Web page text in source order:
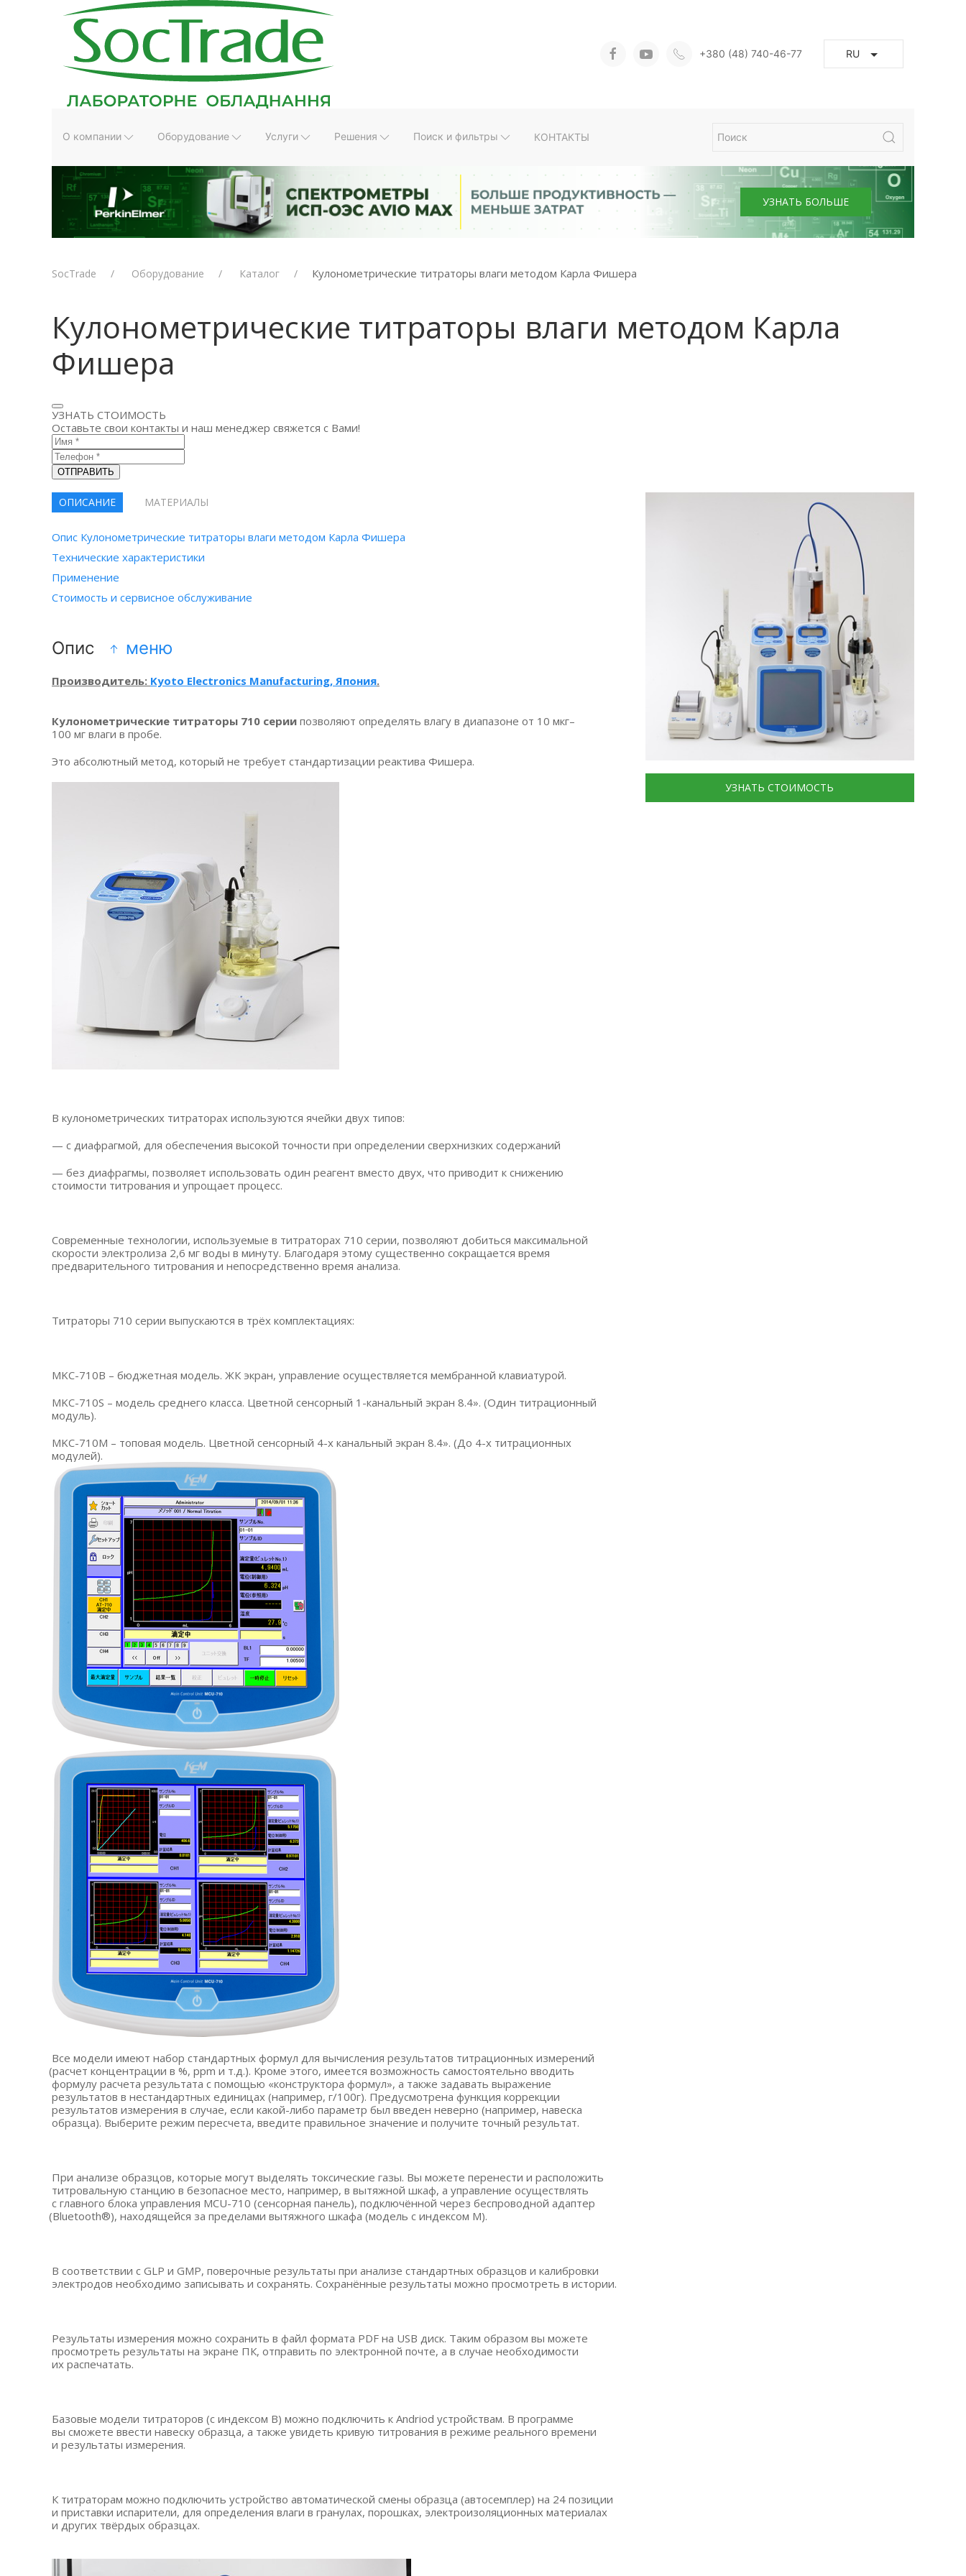
+380 (48) 740-46-77 RU
О компании Оборудование Услуги Решения Поиск и фильтры КОНТАКТЫ
УЗНАТЬ БОЛЬШЕ
SocTrade Оборудование Каталог Кулонометрические титраторы влаги методом Карла Фишера
Кулонометрические титраторы влаги методом Карла
Фишера
УЗНАТЬ СТОИМОСТЬ
Оставьте свои контакты и наш менеджер свяжется с Вами!
ОТПРАВИТЬ
ОПИСАНИЕ МАТЕРИАЛЫ
Опис Кулонометрические титраторы влаги методом Карла Фишера
Технические характеристики
Применение
Стоимость и сервисное обслуживание
Опис меню
Производитель: Kyoto Electronics Manufacturing, Япония.
Кулонометрические титраторы 710 серии позволяют определять влагу в диапазоне от 10 мкг–
100 мг влаги в пробе.
Это абсолютный метод, который не требует стандартизации реактива Фишера.
В кулонометрических титраторах используются ячейки двух типов:
— с диафрагмой, для обеспечения высокой точности при определении сверхнизких содержаний
— без диафрагмы, позволяет использовать один реагент вместо двух, что приводит к снижению
стоимости титрования и упрощает процесс.
Современные технологии, используемые в титраторах 710 серии, позволяют добиться максимальной
скорости электролиза 2,6 мг воды в минуту. Благодаря этому существенно сокращается время
предварительного титрования и непосредственно время анализа.
Титраторы 710 серии выпускаются в трёх комплектациях:
MKC-710B – бюджетная модель. ЖК экран, управление осуществляется мембранной клавиатурой.
MKC-710S – модель среднего класса. Цветной сенсорный 1-канальный экран 8.4». (Один титрационный
модуль).
MKC-710M – топовая модель. Цветной сенсорный 4-х канальный экран 8.4». (До 4-х титрационных
модулей).
Все модели имеют набор стандартных формул для вычисления результатов титрационных измерений
(расчет концентрации в %, ppm и т.д.). Кроме этого, имеется возможность самостоятельно вводить
формулу расчета результата с помощью «конструктора формул», а также задавать выражение
результатов в нестандартных единицах (например, г/100г). Предусмотрена функция коррекции
результатов измерения в случае, если какой-либо параметр был введен неверно (например, навеска
образца). Выберите режим пересчета, введите правильное значение и получите точный результат.
При анализе образцов, которые могут выделять токсические газы. Вы можете перенести и расположить
титровальную станцию в безопасное место, например, в вытяжной шкаф, а управление осуществлять
с главного блока управления MCU-710 (сенсорная панель), подключённой через беспроводной адаптер
(Bluetooth®), находящейся за пределами вытяжного шкафа (модель с индексом М).
В соответствии с GLP и GMP, поверочные результаты при анализе стандартных образцов и калибровки
электродов необходимо записывать и сохранять. Сохранённые результаты можно просмотреть в истории.
Результаты измерения можно сохранить в файл формата PDF на USB диск. Таким образом вы можете
просмотреть результаты на экране ПК, отправить по электронной почте, а в случае необходимости
их распечатать.
Базовые модели титраторов (с индексом В) можно подключить к Andriod устройствам. В программе
вы сможете ввести навеску образца, а также увидеть кривую титрования в режиме реального времени
и результаты измерения.
К титраторам можно подключить устройство автоматической смены образца (автосемплер) на 24 позиции
и приставки испарители, для определения влаги в гранулах, порошках, электроизоляционных материалах
и других твёрдых образцах.
УЗНАТЬ СТОИМОСТЬ